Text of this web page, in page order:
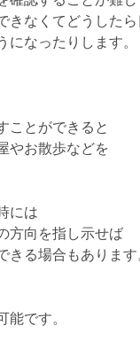
きなくてどうした
なったりします。
ことができると
やお散歩などを
には
方向を指し示せば
る場合もあります
です。